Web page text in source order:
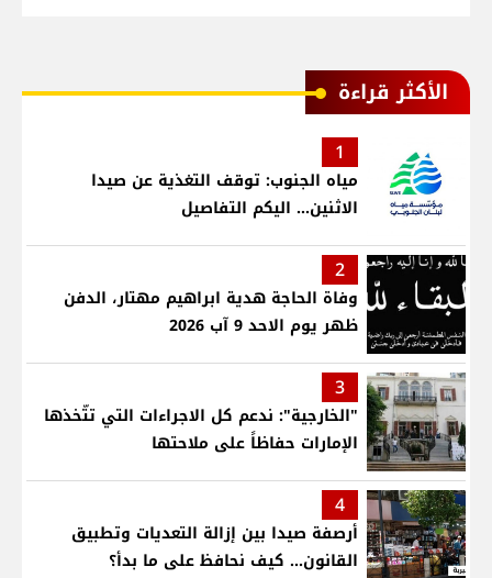
الأكثر قراءة
1
مياه الجنوب: توقف التغذية عن صيدا
الاثنين... اليكم التفاصيل
2
وفاة الحاجة هدية ابراهيم مهتار، الدفن
ظهر يوم الاحد 9 آب 2026
3
"الخارجية": ندعم كل الاجراءات التي تتّخذها
الإمارات حفاظاً على ملاحتها
4
أرصفة صيدا بين إزالة التعديات وتطبيق
القانون... كيف نحافظ على ما بدأ؟